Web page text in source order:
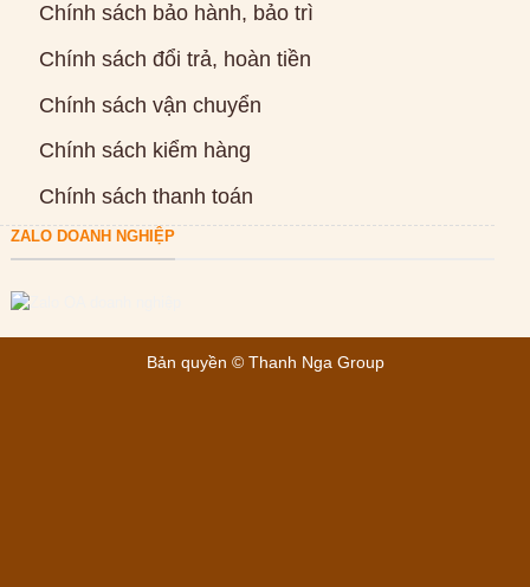
Chính sách bảo hành, bảo trì
Chính sách đổi trả, hoàn tiền
Chính sách vận chuyển
Chính sách kiểm hàng
Chính sách thanh toán
ZALO DOANH NGHIỆP
Bản quyền © Thanh Nga Group